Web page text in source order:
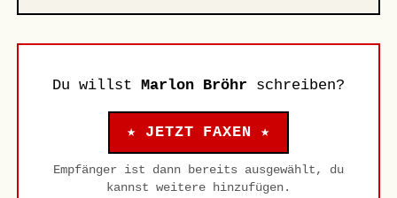
Du willst Marlon Bröhr schreiben?
★ JETZT FAXEN ★
Empfänger ist dann bereits ausgewählt, du
kannst weitere hinzufügen.